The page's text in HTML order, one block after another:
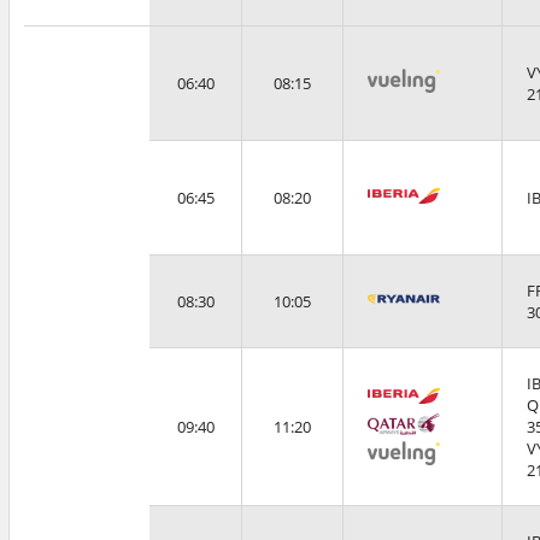
06:40 08:15
06:45 08:20
08:30 10:05
09:40 11:20